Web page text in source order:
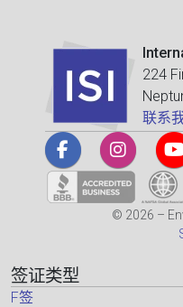
224
联系
© 2026 –
签证类型
F签